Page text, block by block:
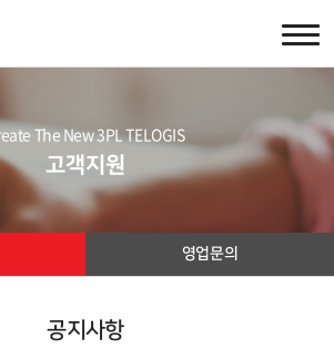
The New 3PL TELOGIS
고객지원
영업문의
공지사항